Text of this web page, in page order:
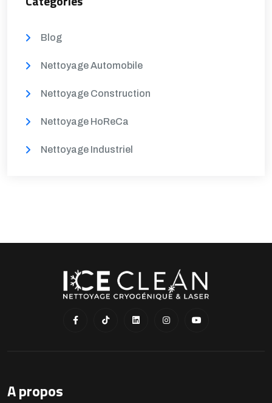
Blog
Nettoyage Automobile
Nettoyage Construction
Nettoyage HoReCa
Nettoyage Industriel
A propos